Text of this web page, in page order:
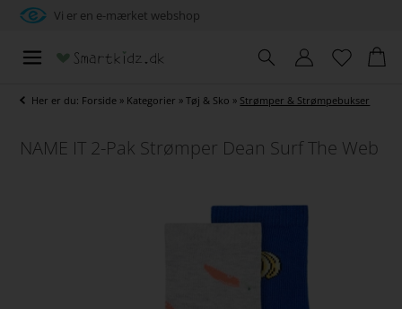
Vi er en e-mærket webshop
Her er du: Forside » Kategorier »Tøj & Sko » Strømper & Strømpebukser
NAME IT 2-Pak Strømper Dean Surf The Web